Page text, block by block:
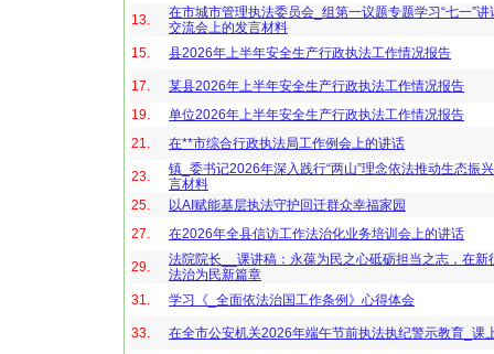
13.
在市城市管理执法委员会_组第一议题专题学习“七一”
交流会上的发言材料
15.
县2026年上半年安全生产行政执法工作情况报告
17.
某县2026年上半年安全生产行政执法工作情况报告
19.
单位2026年上半年安全生产行政执法工作情况报告
21.
在**市综合行政执法局工作例会上的讲话
23.
镇_委书记2026年深入践行“两山”理念依法推动生态振
言材料
25.
以AI赋能基层执法守护回迁群众幸福家园
27.
在2026年全县信访工作法治化业务培训会上的讲话
29.
法院院长__课讲稿：永葆为民之心砥砺担当之志，在新
法治为民新篇章
31.
学习《_全面依法治国工作条例》心得体会
33. 在全市公安机关2026年端午节前执法执纪警示教育_课